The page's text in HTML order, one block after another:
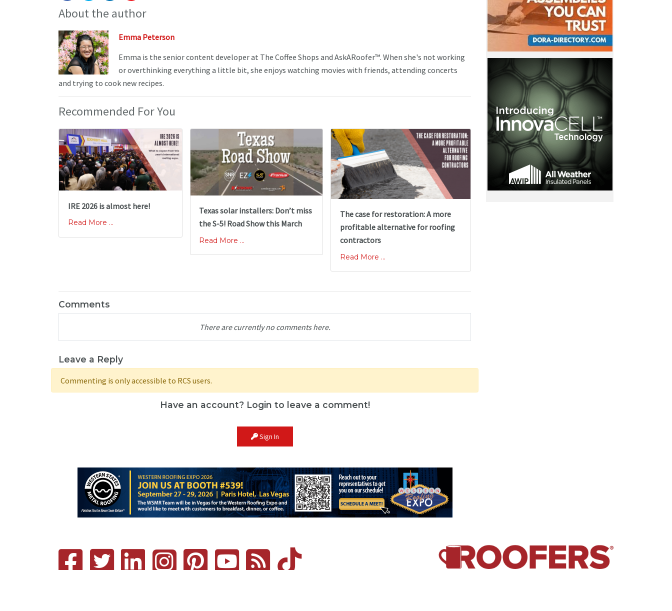
About the author
Emma Peterson
Emma is the senior content developer at The Coffee Shops and AskARoofer™. When she's not working
or overthinking everything a little bit, she enjoys watching movies with friends, attending concerts
and trying to cook new recipes.
Recommended For You
IRE 2026 is almost here!
Read More ...
Texas solar installers: Don’t miss
the S-5! Road Show this March
Read More ...
The case for restoration: A more
profitable alternative for roofing
contractors
Read More ...
Comments
There are currently no comments here.
Leave a Reply
Commenting is only accessible to RCS users.
Have an account? Login to leave a comment!
Sign In